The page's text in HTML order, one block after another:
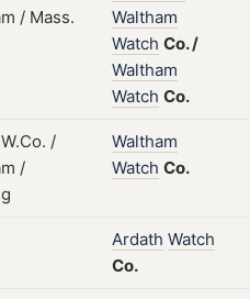
Waltham
Watch Co./
Waltham
Watch Co.
Waltham
Watch Co.
Ardath Watch
Co.